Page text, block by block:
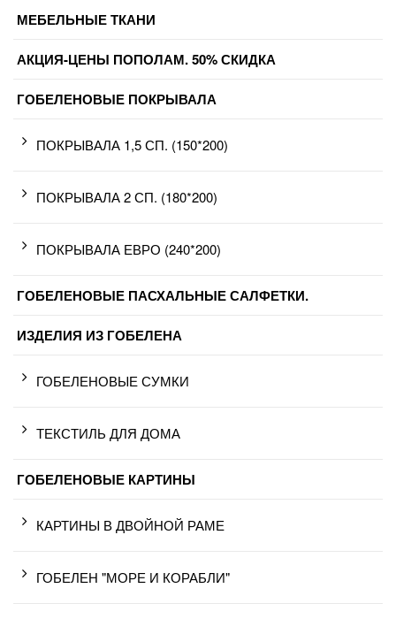
МЕБЕЛЬНЫЕ ТКАНИ
АКЦИЯ-ЦЕНЫ ПОПОЛАМ. 50% СКИДКА
ГОБЕЛЕНОВЫЕ ПОКРЫВАЛА
ПОКРЫВАЛА 1,5 СП. (150*200)
ПОКРЫВАЛА 2 СП. (180*200)
ПОКРЫВАЛА ЕВРО (240*200)
ГОБЕЛЕНОВЫЕ ПАСХАЛЬНЫЕ САЛФЕТКИ.
ИЗДЕЛИЯ ИЗ ГОБЕЛЕНА
ГОБЕЛЕНОВЫЕ СУМКИ
ТЕКСТИЛЬ ДЛЯ ДОМА
ГОБЕЛЕНОВЫЕ КАРТИНЫ
КАРТИНЫ В ДВОЙНОЙ РАМЕ
ГОБЕЛЕН "МОРЕ И КОРАБЛИ"